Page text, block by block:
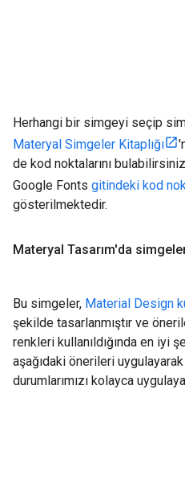
Herhangi bir simgeyi seçip
Materyal Simgeler Kitaplığı
de kod noktalarını
Google Fonts gitindeki kod
gösterilmektedir.
Materyal Tasarım'da
Bu simgeler, Material Design
şekilde tasarlanmıştır ve
renkleri kullanıldığında en iyi
aşağıdaki önerileri
durumlarımızı kolayca